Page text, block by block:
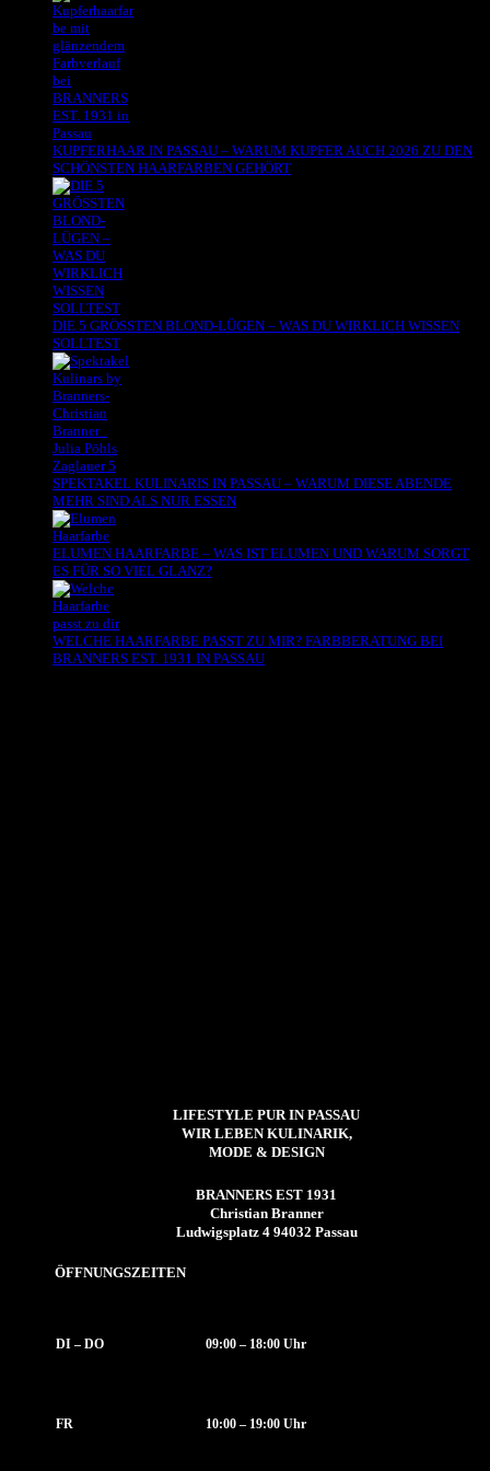
KUPFERHAAR IN PASSAU – WARUM KUPFER AUCH 2026 ZU DEN
SCHÖNSTEN HAARFARBEN GEHÖRT
DIE 5 GRÖSSTEN BLOND-LÜGEN – WAS DU WIRKLICH WISSEN
SOLLTEST
SPEKTAKEL KULINARIS IN PASSAU – WARUM DIESE ABENDE
MEHR SIND ALS NUR ESSEN
ELUMEN HAARFARBE – WAS IST ELUMEN UND WARUM SORGT
ES FÜR SO VIEL GLANZ?
WELCHE HAARFARBE PASST ZU MIR? FARBBERATUNG BEI
BRANNERS EST. 1931 IN PASSAU
LIFESTYLE PUR IN PASSAU
WIR LEBEN KULINARIK,
MODE & DESIGN
BRANNERS EST 1931
Christian Branner
Ludwigsplatz 4 94032 Passau
ÖFFNUNGSZEITEN
DI – DO 09:00 – 18:00 Uhr
FR 10:00 – 19:00 Uhr